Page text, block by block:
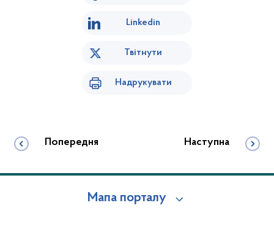
Linkedin
Твітнути
Надрукувати
Попередня Наступна
Мапа порталу